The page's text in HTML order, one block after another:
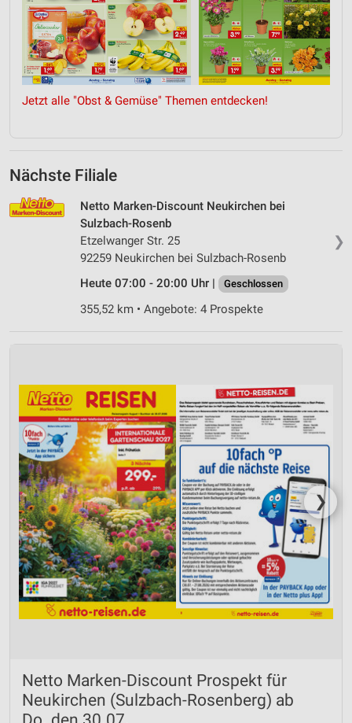
Jetzt alle "Obst & Gemüse" Themen entdecken!
Nächste Filiale
❯
Netto Marken-Discount Neukirchen bei
Sulzbach-Rosenb
Etzelwanger Str. 25
92259 Neukirchen bei Sulzbach-Rosenb
Heute 07:00 - 20:00 Uhr |
Geschlossen
355,52 km • Angebote: 4 Prospekte
❯
Netto Marken-Discount Prospekt für
Neukirchen (Sulzbach-Rosenberg) ab